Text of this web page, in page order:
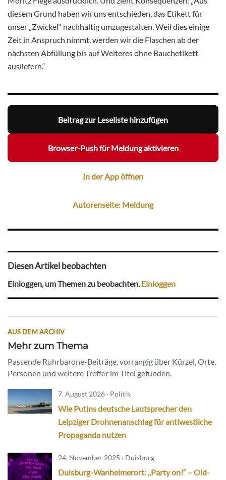
diesem Grund haben wir uns entschieden, das Etikett für
unser „Zwickel“ nachhaltig umzugestalten. Weil dies einige
Zeit in Anspruch nimmt, werden wir die Flaschen ab der
nächsten Abfüllung bis auf Weiteres ohne Bauchetikett
ausliefern.“
Beitrag zur Leseliste hinzufügen
Browser-Push für Meldung aktivieren
In der App öffnen
Autorenseite: Meldung
Diesen Artikel beobachten
Einloggen, um Themen zu beobachten.Einloggen
AUS DEM ARCHIV
Mehr zum Thema
Passende Ruhrbarone-Beiträge, vorrangig über Kürzel, Orte,
Personen und weitere Treffer im Titel gefunden.
7. August 2026 · Politik
Wie Putins deutsche Lautsprecher den
Leipziger Drohnenanschlag für antiwestliche
Propaganda nutzen
24. November 2025 · Duisburg
Duisburg-Wanheimerort: „Party on!“ – Old-